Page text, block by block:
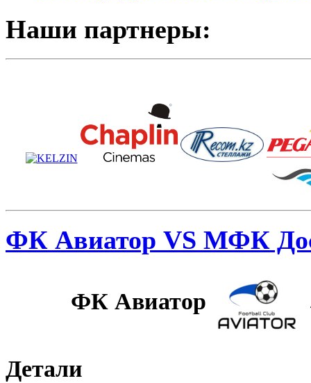
Наши партнеры:
ФК Авиатор VS МФК
ФК Авиатор
Детали